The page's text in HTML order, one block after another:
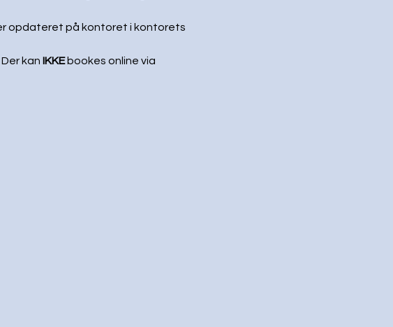
opdateret på kontoret i kontorets
kan IKKE bookes online via